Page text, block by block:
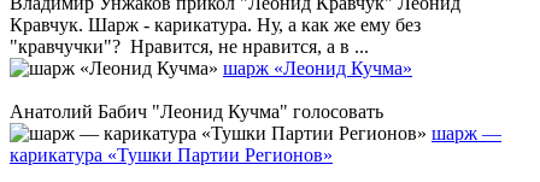
Кравчук. Шарж - карикатура. Ну, а как же ему без
"кравчучки"? Нравится, не нравится, а в ...
шарж «Леонид Кучма»
Анатолий Бабич "Леонид Кучма" голосовать
шарж —
карикатура «Тушки Партии Регионов»